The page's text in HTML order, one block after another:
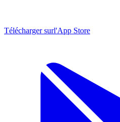
Télécharger surl'App Store